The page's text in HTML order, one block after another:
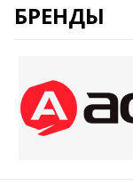
БРЕНДЫ